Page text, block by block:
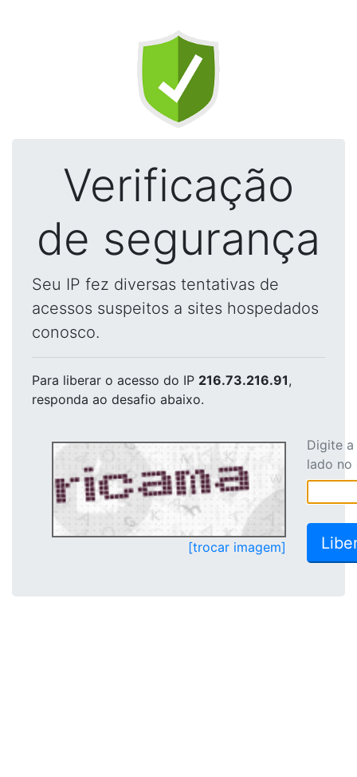
Verificação
de segurança
Seu IP fez diversas tentativas de
acessos suspeitos a sites hospedados
conosco.
Para liberar o acesso do IP 216.73.216.91,
responda ao desafio abaixo.
[trocar imagem]
Digite
lado no